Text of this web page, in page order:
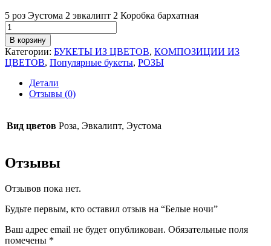
5 роз Эустома 2 эвкалипт 2 Коробка бархатная
Количество
товара
Белые
ночи
В корзину
Категории: БУКЕТЫ ИЗ ЦВЕТОВ, КОМПОЗИЦИИ ИЗ
ЦВЕТОВ, Популярные букеты, РОЗЫ
Детали
Отзывы (0)
Вид цветов Роза, Эвкалипт, Эустома
Отзывы
Отзывов пока нет.
Будьте первым, кто оставил отзыв на “Белые ночи”
Ваш адрес email не будет опубликован. Обязательные поля
помечены *